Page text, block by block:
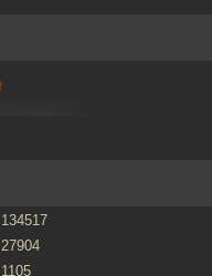
134517
27904
1105